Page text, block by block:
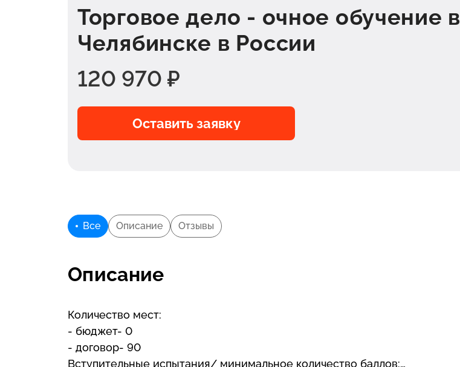
Торговое дело - очное обучение в
Челябинске в России
120 970 ₽
Оставить заявку
Все Описание Отзывы
Описание
Количество мест:
- бюджет- 0
- договор- 90
Вступительные испытания/ минимальное количество баллов: